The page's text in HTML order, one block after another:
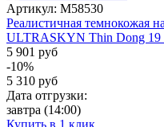
Артикул: M58530
Реалистичная темнокожая
ULTRASKYN Thin Dong 19
5 901 руб
-10%
5 310 руб
Дата отгрузки:
завтра (14:00)
Купить в 1 клик